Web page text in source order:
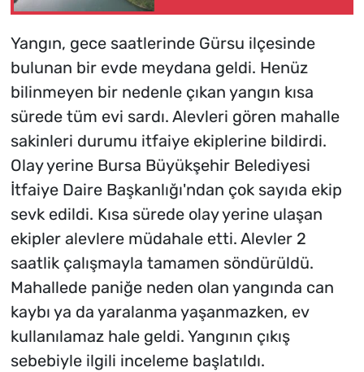
Yangın, gece saatlerinde Gürsu ilçesinde
bulunan bir evde meydana geldi. Henüz
bilinmeyen bir nedenle çıkan yangın kısa
sürede tüm evi sardı. Alevleri gören mahalle
sakinleri durumu itfaiye ekiplerine bildirdi.
Olay yerine Bursa Büyükşehir Belediyesi
İtfaiye Daire Başkanlığı'ndan çok sayıda ekip
sevk edildi. Kısa sürede olay yerine ulaşan
ekipler alevlere müdahale etti. Alevler 2
saatlik çalışmayla tamamen söndürüldü.
Mahallede paniğe neden olan yangında can
kaybı ya da yaralanma yaşanmazken, ev
kullanılamaz hale geldi. Yangının çıkış
sebebiyle ilgili inceleme başlatıldı.